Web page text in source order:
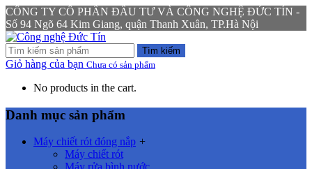
CÔNG TY CỔ PHẦN ĐẦU TƯ VÀ CÔNG NGHỆ ĐỨC TÍN -
Số 94 Ngõ 64 Kim Giang, quận Thanh Xuân, TP.Hà Nội
Tìm kiếm
Giỏ hàng của bạn Chưa có sản phẩm
No products in the cart.
Danh mục sản phẩm
Máy chiết rót đóng nắp +
Máy chiết rót